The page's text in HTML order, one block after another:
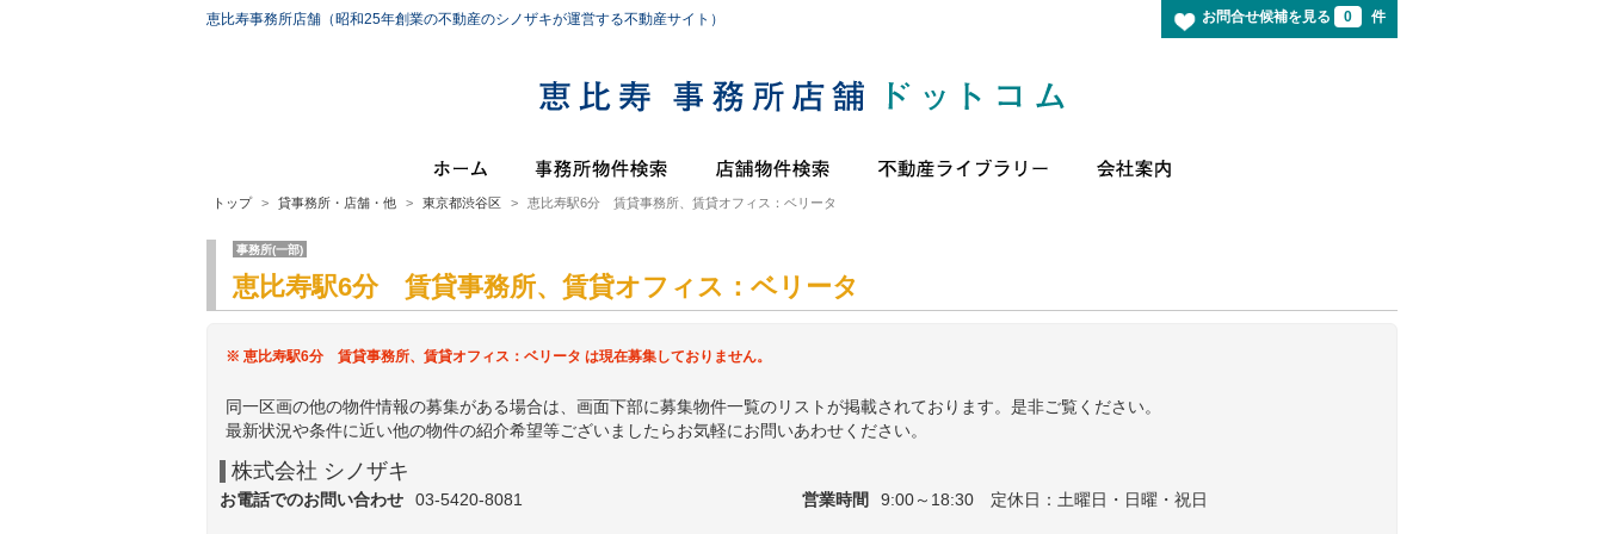
恵比寿事務所店舗（昭和25年創業の不動産のシノザキが運営する不動産サイト） お問合せ候補を見る 0 件
トップ 貸事務所・店舗・他 東京都渋谷区 恵比寿駅6分 賃貸事務所、賃貸オフィス：ベリータ
事務所(一部)
恵比寿駅6分 賃貸事務所、賃貸オフィス：ベリータ
※ 恵比寿駅6分 賃貸事務所、賃貸オフィス：ベリータ は現在募集しておりません。
同一区画の他の物件情報の募集がある場合は、画面下部に募集物件一覧のリストが掲載されております。是非ご覧ください。
最新状況や条件に近い他の物件の紹介希望等ございましたらお気軽にお問いあわせください。
株式会社 シノザキ
お電話でのお問い合わせ 03-5420-8081 営業時間 9:00～18:30 定休日：土曜日・日曜・祝日